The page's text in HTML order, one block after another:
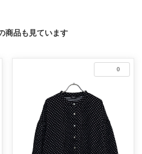
商品も見ています
0